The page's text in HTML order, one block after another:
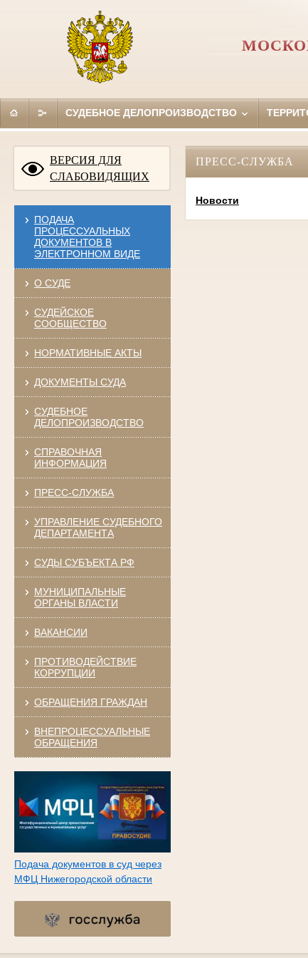
СУДЕБНОЕ ДЕЛОПРОИЗВОДСТВО
ВЕРСИЯ ДЛЯ
СЛАБОВИДЯЩИХ
ПОДАЧА
ПРОЦЕССУАЛЬНЫХ
ДОКУМЕНТОВ В
ЭЛЕКТРОННОМ ВИДЕ
О СУДЕ
СУДЕЙСКОЕ
СООБЩЕСТВО
НОРМАТИВНЫЕ АКТЫ
ДОКУМЕНТЫ СУДА
СУДЕБНОЕ
ДЕЛОПРОИЗВОДСТВО
СПРАВОЧНАЯ
ИНФОРМАЦИЯ
ПРЕСС-СЛУЖБА
УПРАВЛЕНИЕ СУДЕБНОГО
ДЕПАРТАМЕНТА
СУДЫ СУБЪЕКТА РФ
МУНИЦИПАЛЬНЫЕ
ОРГАНЫ ВЛАСТИ
ВАКАНСИИ
ПРОТИВОДЕЙСТВИЕ
КОРРУПЦИИ
ОБРАЩЕНИЯ ГРАЖДАН
ВНЕПРОЦЕССУАЛЬНЫЕ
ОБРАЩЕНИЯ
Подача документов в суд через
МФЦ Нижегородской области
ПРЕСС-СЛУЖБА
Новости